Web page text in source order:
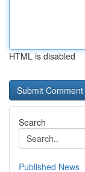
HTML is disabled
Search
Published News